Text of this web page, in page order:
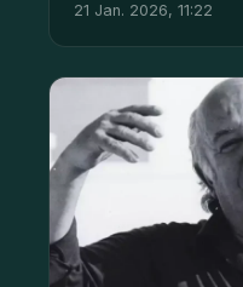
21 Jan. 2026, 11:22